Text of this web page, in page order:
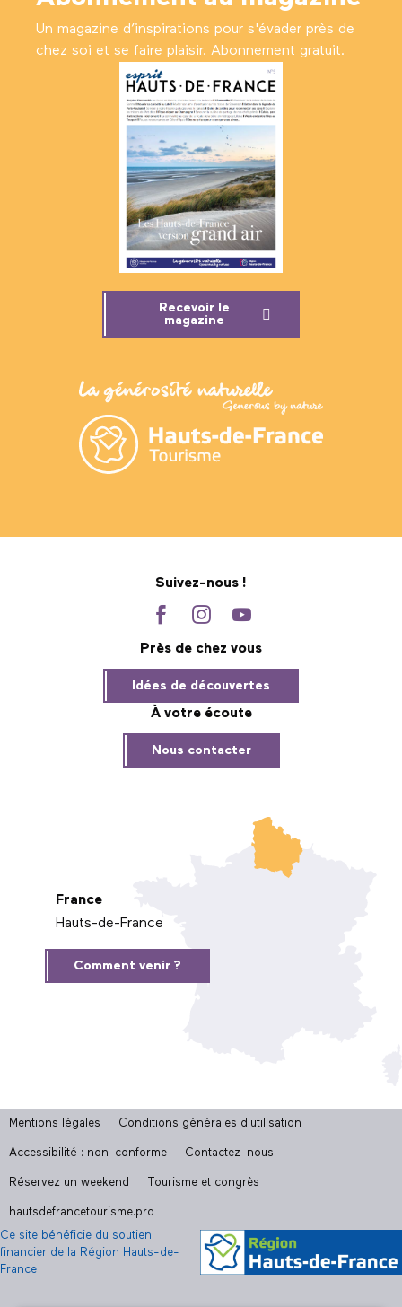
Un magazine d’inspirations pour s'évader près de
chez soi et se faire plaisir. Abonnement gratuit.
Recevoir le
magazine
Suivez-nous !
Près de chez vous
Idées de découvertes
À votre écoute
Nous contacter
France
Hauts-de-France
Comment venir ?
Mentions légales Conditions générales d'utilisation
Accessibilité : non-conforme Contactez-nous
Réservez un weekend Tourisme et congrès
hautsdefrancetourisme.pro
Ce site bénéficie du soutien
financier de la Région Hauts-de-
France